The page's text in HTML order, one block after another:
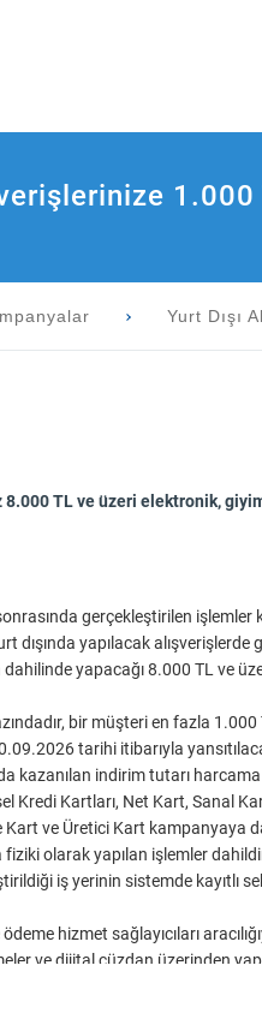
Yurt Dışı
8.000 TL ve üzeri elektronik,
gerçekleştirilen
dışında yapılacak alışverişlerde
yapacağı 8.000 TL ve
bir müşteri en fazla
tarihi itibarıyla
kazanılan indirim tutarı harcama
Kredi Kartları, Net Kart, Sanal
Kart ve Üretici Kart kampanyaya
olarak yapılan işlemler
iş yerinin sistemde kayıtlı
hizmet sağlayıcıları
ve dijital cüzdan üzerinden